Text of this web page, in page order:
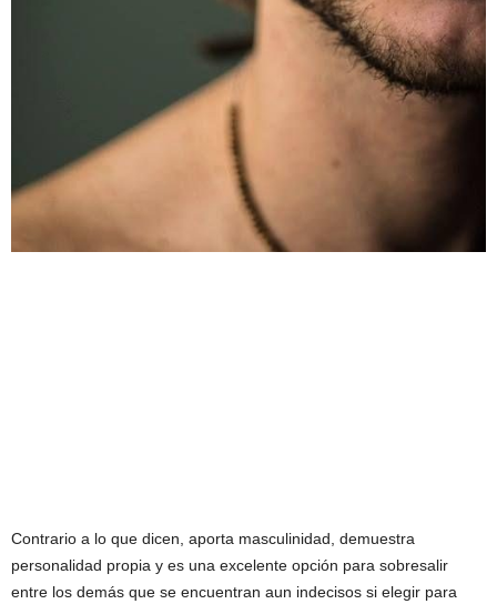
Contrario a lo que dicen, aporta masculinidad, demuestra
personalidad propia y es una excelente opción para sobresalir
entre los demás que se encuentran aun indecisos si elegir para